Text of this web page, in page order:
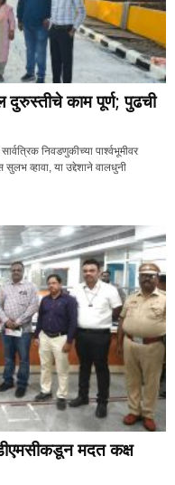
काम पूर्ण; पुढची
निवडणुकीच्या पार्श्वभूमीवर
व्हावा, या उद्देशाने वालधुनी
मदत कक्ष